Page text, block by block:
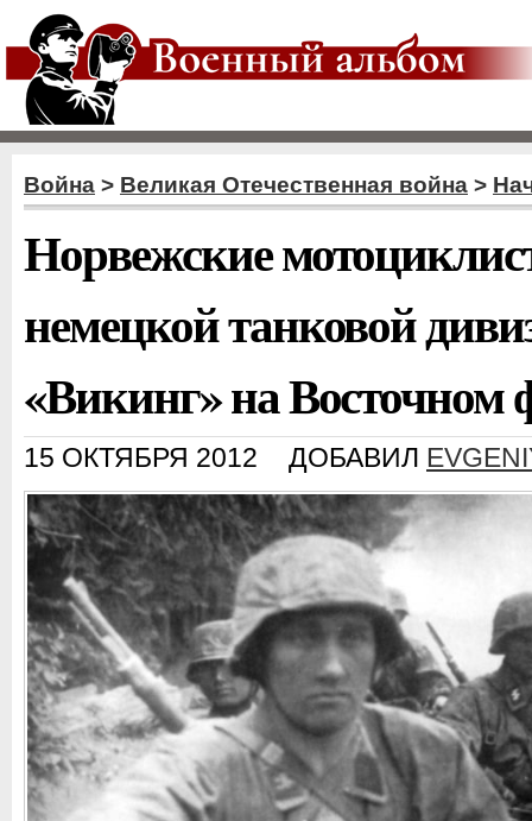
Война > Великая Отечественная война >
Норвежские
немецкой танковой
«Викинг» на Восточном
15 ОКТЯБРЯ 2012 ДОБАВИЛ